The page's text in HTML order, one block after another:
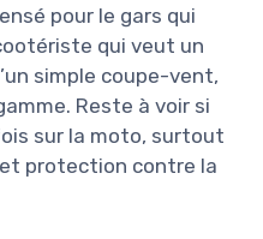
pour le gars qui
qui veut un
simple coupe-vent,
Reste à voir si
sur la moto, surtout
protection contre la